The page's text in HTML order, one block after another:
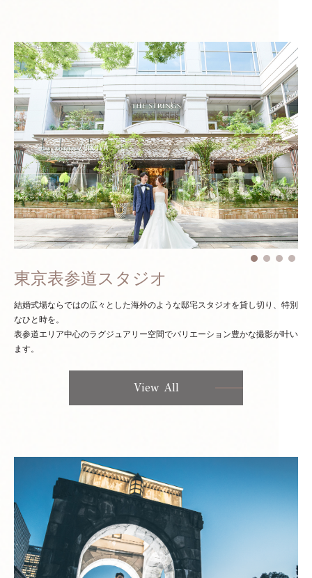
東京表参道スタジオ
結婚式場ならではの広々とした海外のような邸宅スタジオを貸し切り、特別
なひと時を。
表参道エリア中心のラグジュアリー空間でバリエーション豊かな撮影が叶い
ます。
View All